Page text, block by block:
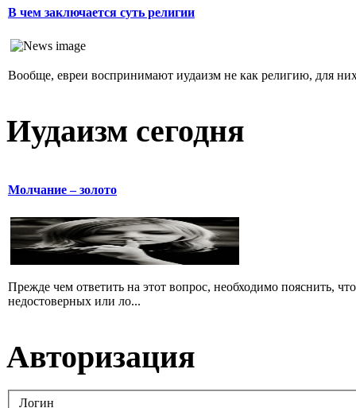
В чем заключается суть религии
Вообще, евреи воспринимают иудаизм не как религию, для
Иудаизм сегодня
Молчание – золото
Прежде чем ответить на этот вопрос, необходимо пояснить,
недостоверных или ло...
Авторизация
Логин